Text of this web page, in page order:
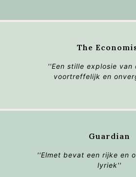
The
''Een stille explosie van
voortreffelijk en
Guardian
''Elmet bevat een rijke en
lyriek''